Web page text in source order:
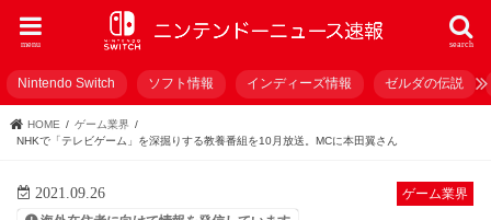
search
menu
Nintendo Switch ソフト情報 インディーズ情報 ゼルダの伝説
HOME
ゲーム業界
NHKで「テレビゲーム」を深掘りする教養番組を10月放送。MCに本田翼さん
ゲーム業界
2021.09.26